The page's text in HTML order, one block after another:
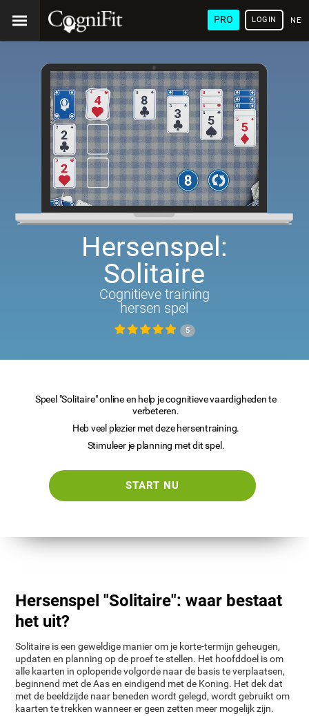
PRO LOGIN
Hersenspel:
Solitaire
Cognitieve training
hersen spel
5
Speel "Solitaire" online en help je cognitieve vaardigheden te
verbeteren.
Heb veel plezier met deze hersentraining.
Stimuleer je planning met dit spel.
START NU
Hersenspel "Solitaire": waar bestaat
het uit?
Solitaire is een geweldige manier om je korte-termijn geheugen,
updaten en planning op de proef te stellen. Het hoofddoel is om
alle kaarten in oplopende volgorde naar de basis te verplaatsen,
beginnend met de Aas en eindigend met de Koning. Het dek dat
met de beeldzijde naar beneden wordt gelegd, wordt gebruikt om
kaarten te trekken wanneer er geen zetten meer mogelijk zijn.